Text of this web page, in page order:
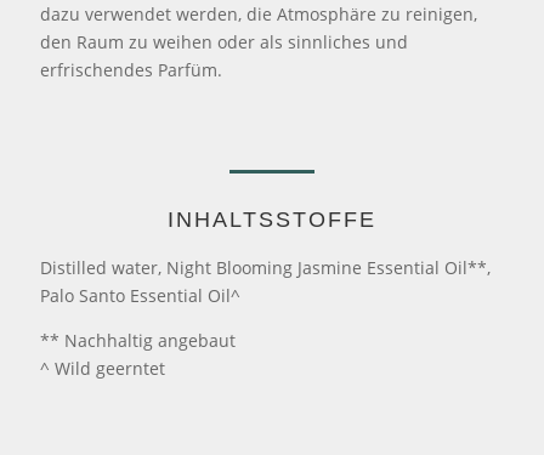
dazu verwendet werden, die Atmosphäre zu reinigen,
den Raum zu weihen oder als sinnliches und
erfrischendes Parfüm.
INHALTSSTOFFE
Distilled water, Night Blooming Jasmine Essential Oil**,
Palo Santo Essential Oil^
** Nachhaltig angebaut
^ Wild geerntet